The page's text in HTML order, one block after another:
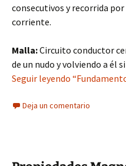
consecutivos y recorrida
corriente.
Malla:Circuito conductor
de un nudo y volviendo a él
Seguir leyendo
Deja un comentario